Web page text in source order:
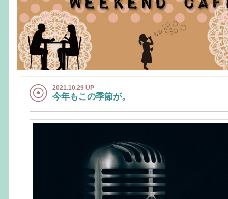
2021.10.29 UP
今年もこの季節が。